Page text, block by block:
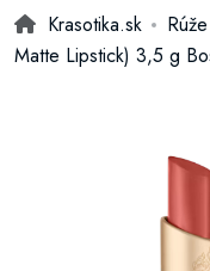
Krasotika.sk Rúže
Matte Lipstick) 3,5 g